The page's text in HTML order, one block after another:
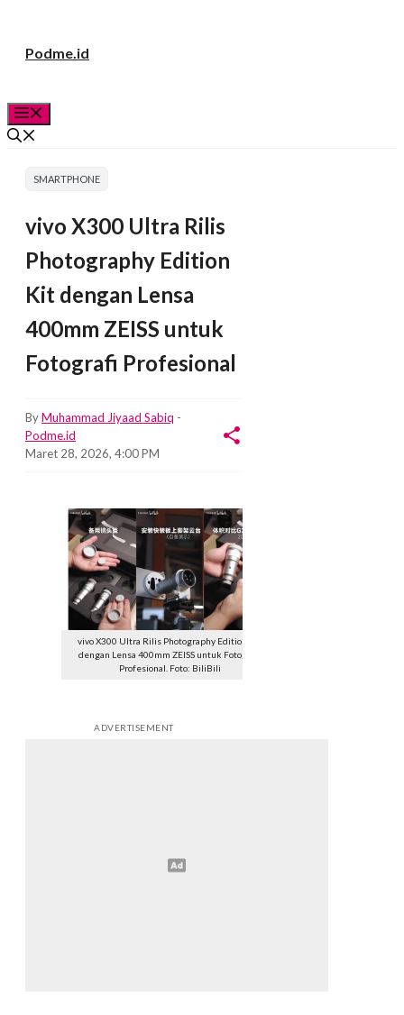
Podme.id
SMARTPHONE
vivo X300 Ultra Rilis
Photography Edition
Kit dengan Lensa
400mm ZEISS untuk
Fotografi Profesional
ByMuhammad Jiyaad Sabiq -
Podme.id
Maret 28, 2026, 4:00 PM
vivo X300 Ultra Rilis Photography Edition Kit
dengan Lensa 400mm ZEISS untuk Fotografi
Profesional. Foto: BiliBili
ADVERTISEMENT